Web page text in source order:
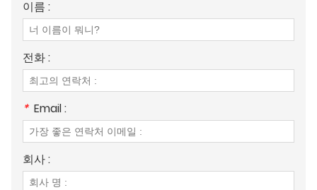
이름 :
전화 :
* Email :
회사 :